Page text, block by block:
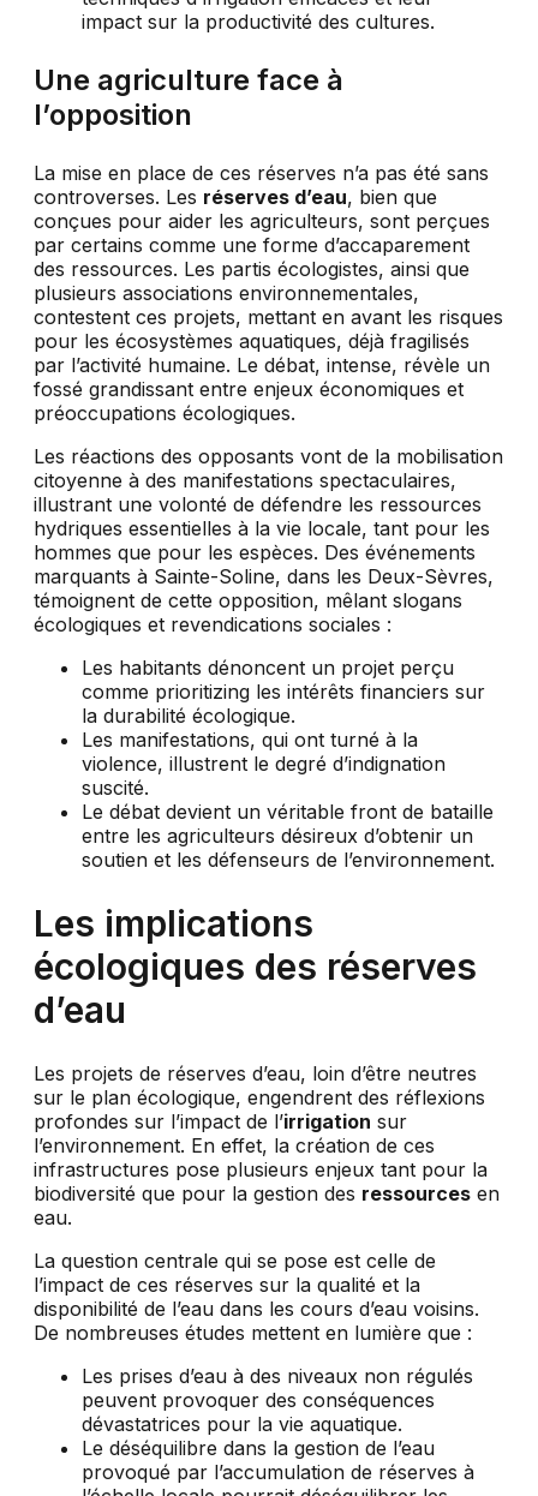
Une agriculture face à
l’opposition
La mise en place de ces réserves n’a pas été sans
controverses. Les réserves d’eau, bien que
conçues pour aider les agriculteurs, sont perçues
par certains comme une forme d’accaparement
des ressources. Les partis écologistes, ainsi que
plusieurs associations environnementales,
contestent ces projets, mettant en avant les risques
pour les écosystèmes aquatiques, déjà fragilisés
par l’activité humaine. Le débat, intense, révèle un
fossé grandissant entre enjeux économiques et
préoccupations écologiques.
Les réactions des opposants vont de la mobilisation
citoyenne à des manifestations spectaculaires,
illustrant une volonté de défendre les ressources
hydriques essentielles à la vie locale, tant pour les
hommes que pour les espèces. Des événements
marquants à Sainte-Soline, dans les Deux-Sèvres,
témoignent de cette opposition, mêlant slogans
écologiques et revendications sociales :
Les habitants dénoncent un projet perçu
comme prioritizing les intérêts financiers sur
la durabilité écologique.
Les manifestations, qui ont turné à la
violence, illustrent le degré d’indignation
suscité.
Le débat devient un véritable front de bataille
entre les agriculteurs désireux d’obtenir un
soutien et les défenseurs de l’environnement.
Les implications
écologiques des réserves
d’eau
Les projets de réserves d’eau, loin d’être neutres
sur le plan écologique, engendrent des réflexions
profondes sur l’impact de l’irrigation sur
l’environnement. En effet, la création de ces
infrastructures pose plusieurs enjeux tant pour la
biodiversité que pour la gestion des ressources en
eau.
La question centrale qui se pose est celle de
l’impact de ces réserves sur la qualité et la
disponibilité de l’eau dans les cours d’eau voisins.
De nombreuses études mettent en lumière que :
Les prises d’eau à des niveaux non régulés
peuvent provoquer des conséquences
dévastatrices pour la vie aquatique.
Le déséquilibre dans la gestion de l’eau
provoqué par l’accumulation de réserves à